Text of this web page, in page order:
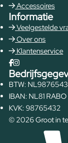
Accessoires
Informatie
Veelgestelde
Over ons
Klantenservice
BTW:
IBAN: NL81
KVK: 98765432
© 2026 Groot in